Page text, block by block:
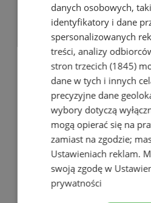
danych osobowych,
identyfikatory i dane
spersonalizowanych
treści, analizy
stron trzecich (1845)
dane w tych i innych
precyzyjne dane
wybory dotyczą
mogą opierać się na
zamiast na zgodzie;
Ustawieniach reklam.
swoją zgodę w
prywatności